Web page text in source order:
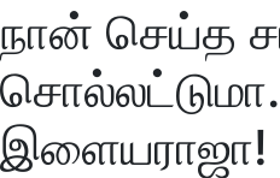
நான் செய்த
இளையராஜா!